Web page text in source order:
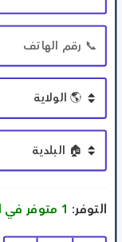
التوفر: 1 متوفر في المخزون